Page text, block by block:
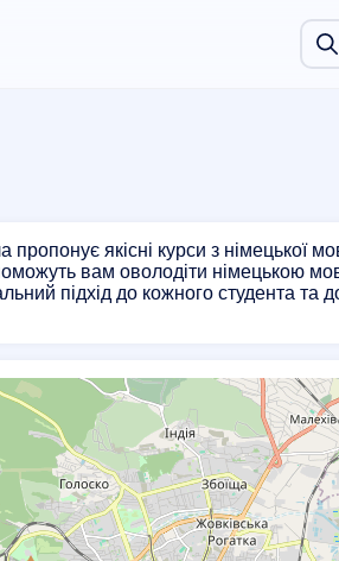
якісні курси з німецької
вам оволодіти німецькою
підхід до кожного студента та